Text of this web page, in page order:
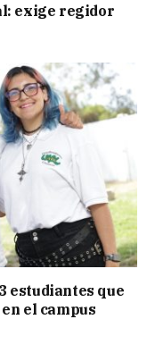
exige regidor
estudiantes que
el campus